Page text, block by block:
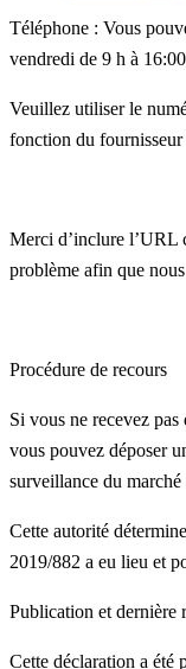
Téléphone : Vous
vendredi de 9 h à
Veuillez utiliser le
fonction du
Merci d’inclure l’URL
problème afin que
Procédure de recours
Si vous ne recevez pas
vous pouvez déposer
surveillance du
Cette autorité
2019/882 a eu lieu et
Publication et dernière
Cette déclaration a été